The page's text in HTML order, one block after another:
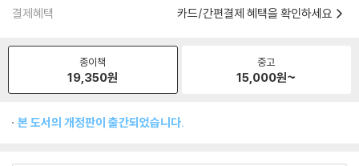
결제혜택 카드/간편결제 혜택을 확인하세요
종이책
19,350원
중고
15,000원~
본 도서의 개정판이 출간되었습니다.